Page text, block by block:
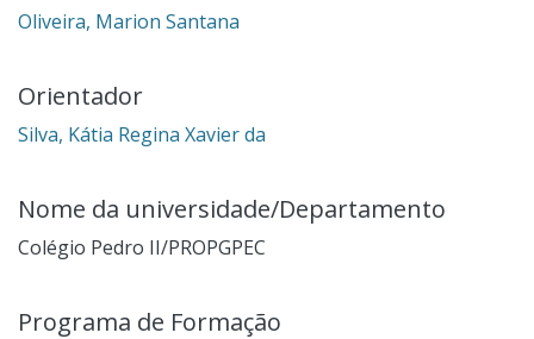
Oliveira, Marion Santana
Orientador
Silva, Kátia Regina Xavier da
Nome da universidade/Departamento
Colégio Pedro II/PROPGPEC
Programa de Formação